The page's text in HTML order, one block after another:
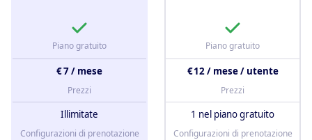
Piano gratuito
€ 7 / mese
Prezzi
Illimitate
Configurazioni di prenotazione
Piano gratuito
€ 12 / mese / utente
Prezzi
1 nel piano gratuito
Configurazioni di prenotazione